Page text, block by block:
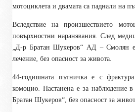
мотоциклета и двамата са паднали на
Вследствие на произшествието
повърхностни наранявания. След
„Д-р Братан Шукеров“ АД – Смолян
лечение, без опасност за живота.
44-годишната пътничка е с
комоцио. Настанена е за
Братан Шукеров“, без опасност за